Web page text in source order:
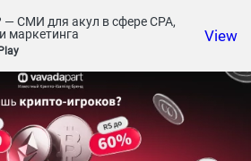
— СМИ для акул в сфере СРА,
маркетинга
View